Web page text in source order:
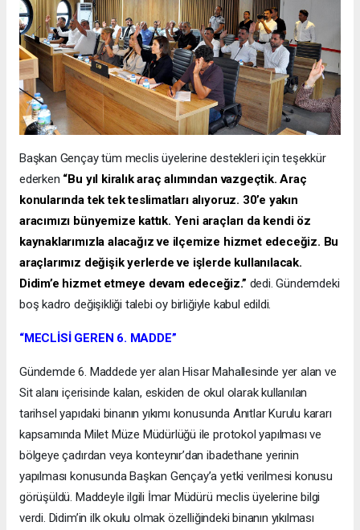
Başkan Gençay tüm meclis üyelerine destekleri için teşekkür
ederken “Bu yıl kiralık araç alımından vazgeçtik. Araç
konularında tek tek teslimatları alıyoruz. 30’e yakın
aracımızı bünyemize kattık. Yeni araçları da kendi öz
kaynaklarımızla alacağız ve ilçemize hizmet edeceğiz. Bu
araçlarımız değişik yerlerde ve işlerde kullanılacak.
Didim’e hizmet etmeye devam edeceğiz.” dedi. Gündemdeki
boş kadro değişikliği talebi oy birliğiyle kabul edildi.
“MECLİSİ GEREN 6. MADDE”
Gündemde 6. Maddede yer alan Hisar Mahallesinde yer alan ve
Sit alanı içerisinde kalan, eskiden de okul olarak kullanılan
tarihsel yapıdaki binanın yıkımı konusunda Anıtlar Kurulu kararı
kapsamında Milet Müze Müdürlüğü ile protokol yapılması ve
bölgeye çadırdan veya konteynır’dan ibadethane yerinin
yapılması konusunda Başkan Gençay’a yetki verilmesi konusu
görüşüldü. Maddeyle ilgili İmar Müdürü meclis üyelerine bilgi
verdi. Didim’in ilk okulu olmak özelliğindeki binanın yıkılması